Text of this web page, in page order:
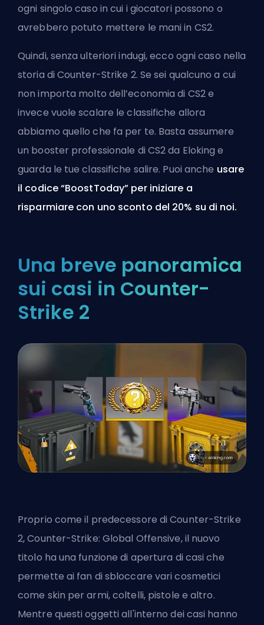
ogni singolo caso in cui i giocatori possono o
avrebbero potuto mettere le mani in CS2.
Quindi, senza ulteriori indugi, ecco ogni caso nella
storia di Counter-Strike 2. Se sei qualcuno a cui
non importa molto dell’economia di CS2 e
invece vuole scalare le classifiche allora
abbiamo quello che fa per te. Basta assumere
un booster professionale di CS2 da Eloking e
guarda le tue classifiche salire. Puoi anche usare
il codice “BoostToday” per iniziare a
risparmiare con uno sconto del 20% su di noi.
Una breve panoramica
sui casi in Counter-
Strike 2
Proprio come il predecessore di Counter-Strike
2, Counter-Strike: Global Offensive, il nuovo
titolo ha una funzione di apertura di casi che
permette ai fan di sbloccare vari cosmetici
come skin per armi,coltelli, pistole e altro.
Mentre questi oggetti all'interno dei casi hanno